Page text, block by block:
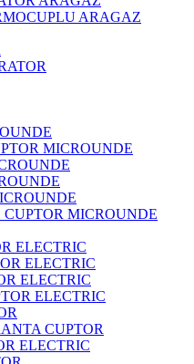
ARAGAZ
MICROUNDE
MICROUNDE
ELECTRIC
ELECTRIC
ELECTRIC
ELECTRIC
CUPTOR
ELECTRIC